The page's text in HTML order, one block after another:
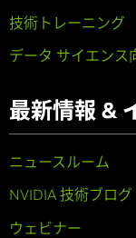
技術トレーニング
データ サイエンス
最新情報 &
ニュースルーム
NVIDIA 技術ブログ
ウェビナー